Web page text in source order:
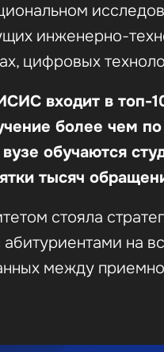
инженерно-
цифровых
входит в топ-
более чем
обучаются
тысяч
стояла
на
между